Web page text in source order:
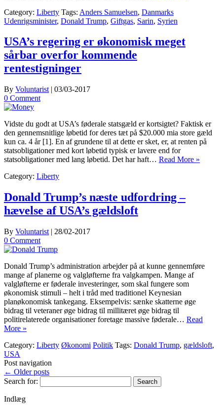
Category: Liberty Tags: Anders Samuelsen, Danmarks
Udenrigsminister, Donald Trump, Giftgas, Sarin, Syrien
USA’s regering er økonomisk meget
sårbar overfor kommende
rentestigninger
By Voluntarist | 03/03-2017
0 Comment
Vidste du godt at USA’s føderale statsgæld er kortsigtet? Faktisk er
den gennemsnitlige løbetid for deres tæt på $20.000 mia store gæld
kun ca. 4 år [1]. En af grundene til at dette er sket, er, at renten på
statsobligationer med kort løbetid typisk er lavere end for
statsobligationer med lang løbetid. Det har haft… Read More »
Category: Liberty
Donald Trump’s næste udfordring –
hævelse af USA’s gældsloft
By Voluntarist | 28/02-2017
0 Comment
Donald Trump’s administration arbejder på at kunne gennemføre
mange af planerne og valgløfterne fra valgkampen. Mange af
valgløfterne er føderale investeringer, som skal fungere som
økonomisk stimuli – helt i tråd med traditionel Keynesian
planøkonomisk tankegang. Eksempelvis: sænke skatterne øge
bidrag til veteraner øge bidrag til millitæret øge bidrag til
politirelaterede organisationer foretage massive føderale… Read
More »
Category: Liberty Økonomi Politik Tags: Donald Trump, gældsloft,
USA
Post navigation
← Older posts
Search for:
Indlæg